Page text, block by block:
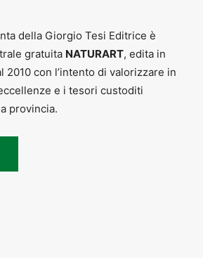
della Giorgio Tesi Editrice è
gratuita NATURART, edita in
2010 con l’intento di valorizzare in
e i tesori custoditi
provincia.